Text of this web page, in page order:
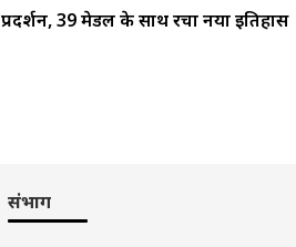
प्रदर्शन, 39 मेडल के साथ रचा नया इतिहास
संभाग